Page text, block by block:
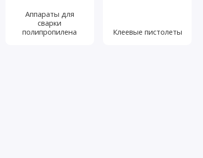
Аппараты для
сварки
полипропилена
Клеевые пистолеты